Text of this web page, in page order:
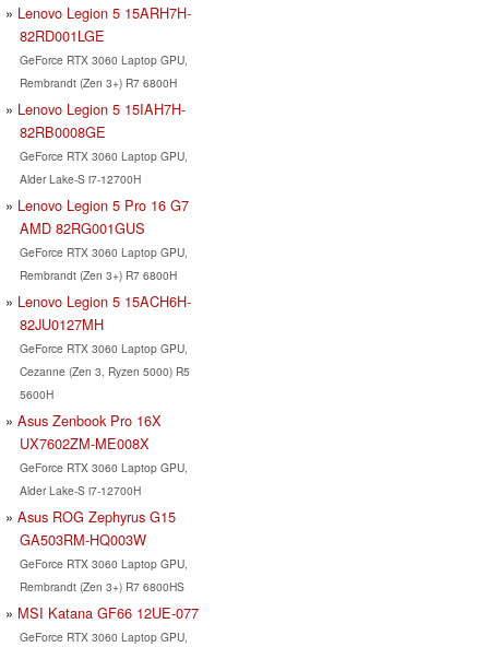
Lenovo Legion 5 15ARH7H-
82RD001LGE
GeForce RTX 3060 Laptop GPU,
Rembrandt (Zen 3+) R7 6800H
Lenovo Legion 5 15IAH7H-
82RB0008GE
GeForce RTX 3060 Laptop GPU,
Alder Lake-S i7-12700H
Lenovo Legion 5 Pro 16 G7
AMD 82RG001GUS
GeForce RTX 3060 Laptop GPU,
Rembrandt (Zen 3+) R7 6800H
Lenovo Legion 5 15ACH6H-
82JU0127MH
GeForce RTX 3060 Laptop GPU,
Cezanne (Zen 3, Ryzen 5000) R5
5600H
Asus Zenbook Pro 16X
UX7602ZM-ME008X
GeForce RTX 3060 Laptop GPU,
Alder Lake-S i7-12700H
Asus ROG Zephyrus G15
GA503RM-HQ003W
GeForce RTX 3060 Laptop GPU,
Rembrandt (Zen 3+) R7 6800HS
MSI Katana GF66 12UE-077
GeForce RTX 3060 Laptop GPU,